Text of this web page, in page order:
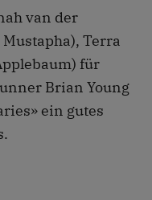
van der
Terra
für
Brian Young
ein gutes